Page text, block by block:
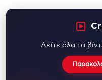
Δείτε όλα τα